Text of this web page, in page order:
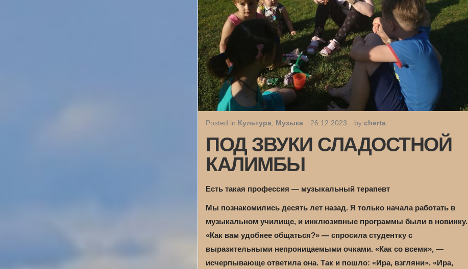
Posted in Культура Музыка 26.12.2023 by cherta
ПОД ЗВУКИ СЛАДОСТНОЙ
КАЛИМБЫ
Есть такая профессия — музыкальный терапевт
Мы познакомились десять лет назад. Я только начала работать в
музыкальном училище, и инклюзивные программы были в новинку.
«Как вам удобнее общаться?» — спросила студентку с
выразительными непроницаемыми очками. «Как со всеми», —
исчерпывающе ответила она. Так и пошло: «Ира, взгляни». «Ира,